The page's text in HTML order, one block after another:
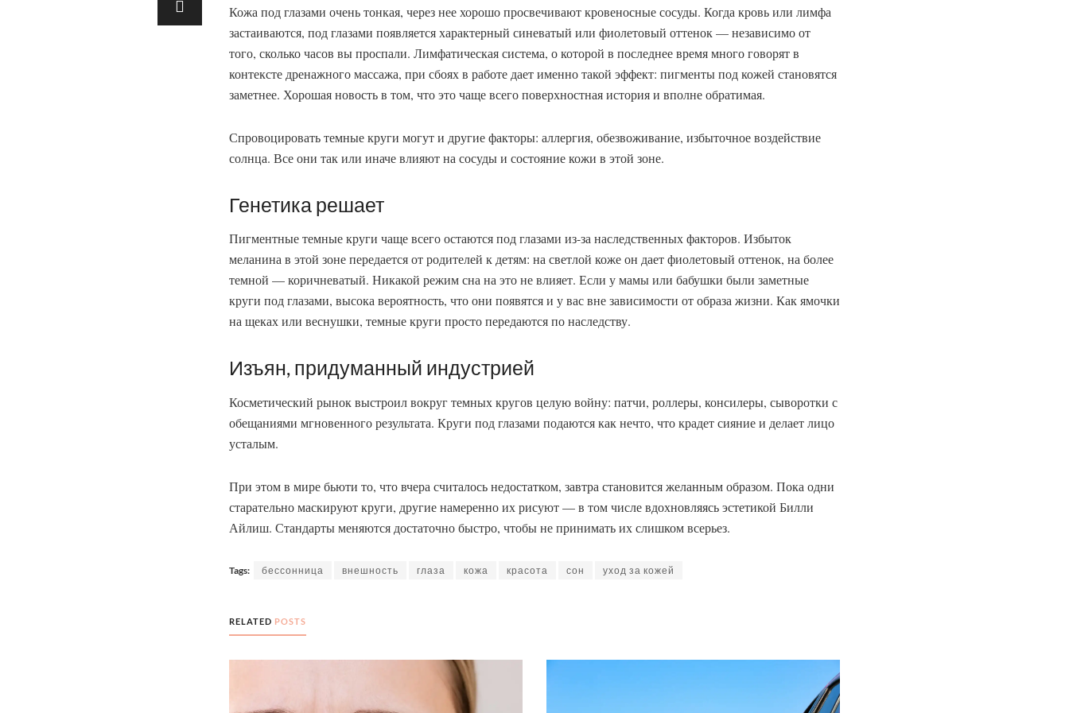
Кожа под глазами очень тонкая, через нее хорошо просвечивают кровеносные сосуды. Когда кровь или лимфа
застаиваются, под глазами появляется характерный синеватый или фиолетовый оттенок — независимо от
того, сколько часов вы проспали. Лимфатическая система, о которой в последнее время много говорят в
контексте дренажного массажа, при сбоях в работе дает именно такой эффект: пигменты под кожей становятся
заметнее. Хорошая новость в том, что это чаще всего поверхностная история и вполне обратимая.
Спровоцировать темные круги могут и другие факторы: аллергия, обезвоживание, избыточное воздействие
солнца. Все они так или иначе влияют на сосуды и состояние кожи в этой зоне.
Генетика решает
Пигментные темные круги чаще всего остаются под глазами из-за наследственных факторов. Избыток
меланина в этой зоне передается от родителей к детям: на светлой коже он дает фиолетовый оттенок, на более
темной — коричневатый. Никакой режим сна на это не влияет. Если у мамы или бабушки были заметные
круги под глазами, высока вероятность, что они появятся и у вас вне зависимости от образа жизни. Как ямочки
на щеках или веснушки, темные круги просто передаются по наследству.
Изъян, придуманный индустрией
Косметический рынок выстроил вокруг темных кругов целую войну: патчи, роллеры, консилеры, сыворотки с
обещаниями мгновенного результата. Круги под глазами подаются как нечто, что крадет сияние и делает лицо
усталым.
При этом в мире бьюти то, что вчера считалось недостатком, завтра становится желанным образом. Пока одни
старательно маскируют круги, другие намеренно их рисуют — в том числе вдохновляясь эстетикой Билли
Айлиш. Стандарты меняются достаточно быстро, чтобы не принимать их слишком всерьез.
Tags: бессонница внешность глаза кожа красота сон уход за кожей
RELATED POSTS